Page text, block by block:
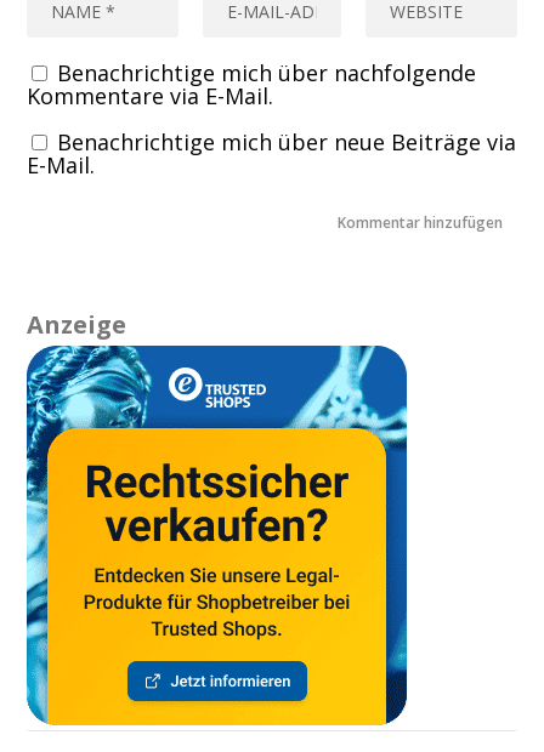
Benachrichtige mich über nachfolgende
Kommentare via E-Mail.
Benachrichtige mich über neue Beiträge via
E-Mail.
Anzeige